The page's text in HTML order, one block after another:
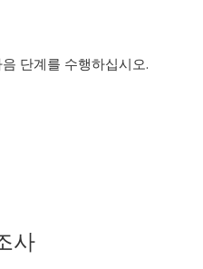
단계를 수행하십시오.
사